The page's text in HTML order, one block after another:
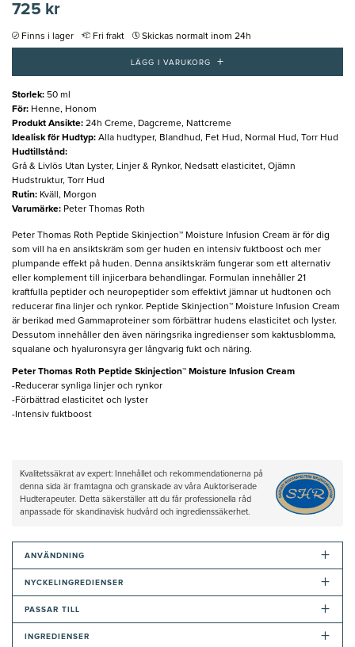
725 kr
Finns i lager Fri frakt Skickas normalt inom 24h
LÄGG I VARUKORG +
Storlek: 50 ml
För: Henne, Honom
Produkt Ansikte: 24h Creme, Dagcreme, Nattcreme
Idealisk för Hudtyp: Alla hudtyper, Blandhud, Fet Hud, Normal Hud, Torr Hud
Hudtillstånd:
Grå & Livlös Utan Lyster, Linjer & Rynkor, Nedsatt elasticitet, Ojämn
Hudstruktur, Torr Hud
Rutin: Kväll, Morgon
Varumärke: Peter Thomas Roth
Peter Thomas Roth Peptide Skinjection™ Moisture Infusion Cream är för dig
som vill ha en ansiktskräm som ger huden en intensiv fuktboost och mer
plumpande effekt på huden. Denna ansiktskräm fungerar som ett alternativ
eller komplement till injicerbara behandlingar. Formulan innehåller 21
kraftfulla peptider och neuropeptider som effektivt jämnar ut hudtonen och
reducerar fina linjer och rynkor. Peptide Skinjection™ Moisture Infusion Cream
är berikad med Gammaproteiner som förbättrar hudens elasticitet och lyster.
Dessutom innehåller den även näringsrika ingredienser som kaktusblomma,
squalane och hyaluronsyra ger långvarig fukt och näring.
Peter Thomas Roth Peptide Skinjection™ Moisture Infusion Cream
-Reducerar synliga linjer och rynkor
-Förbättrad elasticitet och lyster
-Intensiv fuktboost
Kvalitetssäkrat av expert: Innehållet och rekommendationerna på
denna sida är framtagna och granskade av våra Auktoriserade
Hudterapeuter. Detta säkerställer att du får professionella råd
anpassade för skandinavisk hudvård och ingredienssäkerhet.
ANVÄNDNING +
NYCKELINGREDIENSER +
PASSAR TILL +
INGREDIENSER +